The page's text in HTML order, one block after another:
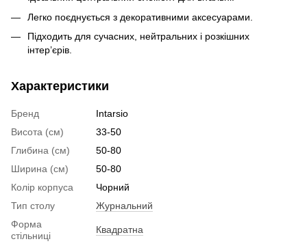
Легко поєднується з декоративними аксесуарами.
Підходить для сучасних, нейтральних і розкішних
інтер’єрів.
Характеристики
Бренд
Intarsio
Висота (см)
33-50
Глибина (см)
50-80
Ширина (см)
50-80
Колір корпуса
Чорний
Тип столу
Журнальний
Форма
стільниці
Квадратна